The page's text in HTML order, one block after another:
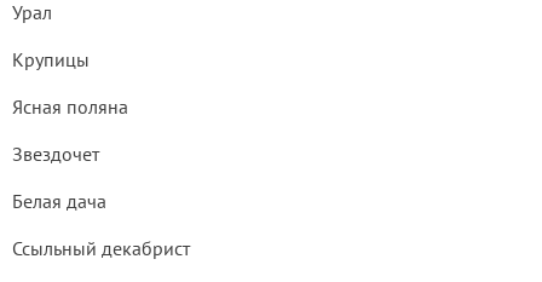
Урал
Крупицы
Ясная поляна
Звездочет
Белая дача
Ссыльный декабрист